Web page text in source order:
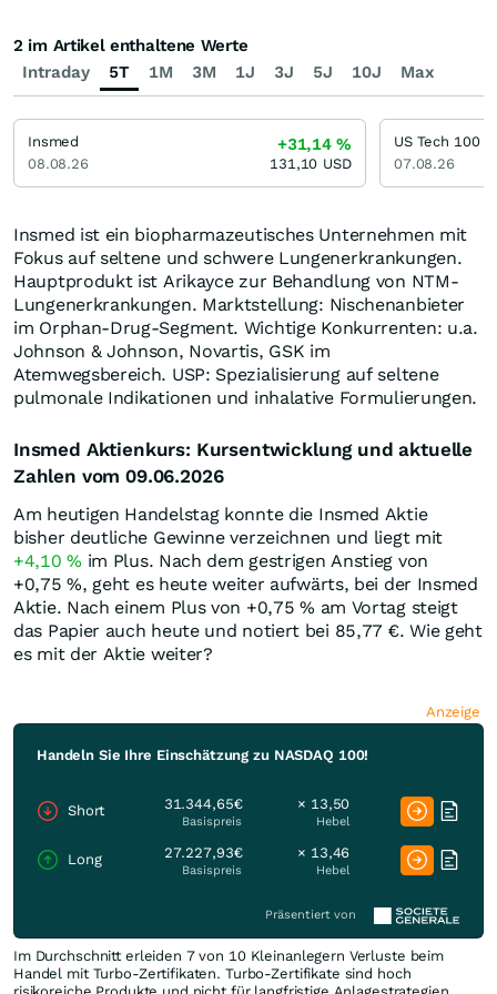
Insmed ist ein biopharmazeutisches Unternehmen mit
Fokus auf seltene und schwere Lungenerkrankungen.
Hauptprodukt ist Arikayce zur Behandlung von NTM-
Lungenerkrankungen. Marktstellung: Nischenanbieter
im Orphan-Drug-Segment. Wichtige Konkurrenten: u.a.
Johnson & Johnson, Novartis, GSK im
Atemwegsbereich. USP: Spezialisierung auf seltene
pulmonale Indikationen und inhalative Formulierungen.
Insmed Aktienkurs: Kursentwicklung und aktuelle
Zahlen vom 09.06.2026
Am heutigen Handelstag konnte die Insmed Aktie
bisher deutliche Gewinne verzeichnen und liegt mit
+4,10% im Plus. Nach dem gestrigen Anstieg von
+0,75%, geht es heute weiter aufwärts, bei der Insmed
Aktie. Nach einem Plus von +0,75% am Vortag steigt
das Papier auch heute und notiert bei 85,77 €. Wie geht
es mit der Aktie weiter?
Anzeige
Handeln Sie Ihre Einschätzung zu NASDAQ 100!
Short 31.344,65€
Basispreis
× 13,50
Hebel
Long 27.227,93€
Basispreis
× 13,46
Hebel
Präsentiert von
Im Durchschnitt erleiden 7 von 10 Kleinanlegern Verluste beim
Handel mit Turbo-Zertifikaten. Turbo-Zertifikate sind hoch
Intraday 5T 1M 3M 1J 3J 5J 10J Max
2 im Artikel enthaltene Werte
Insmed
08.08.26
+31,14%
131,10 USD
US Tech 100
07.08.26